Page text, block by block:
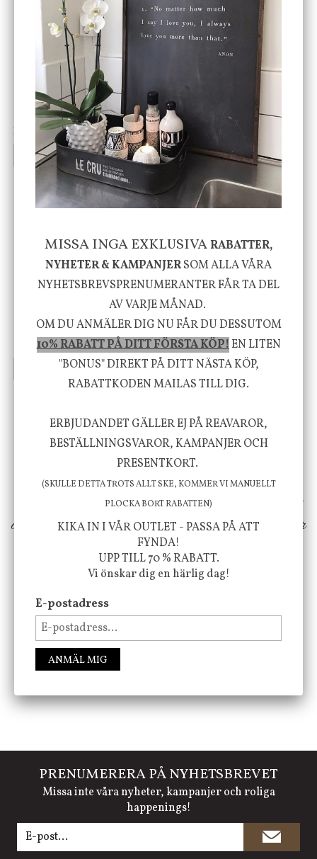
Cloudy kruka mini, vit
199 kr
INFO KÖP
Star Trading
Bordslampa Mushroom
vit, Utomhus
499 kr
INFO KÖP
Skål, Hands marmor
635 kr795 kr
-20%
KÖP
Serveringsfat, Ostron,
Stengods
415 kr
INFO KÖP
Vi vill förmedla känsla, upplevelse och
välbefinnande för dig och ditt hem! Med
inspiration från naturen och dess färgpalett
erbjuder vi omsorgsfullt utvalda produkter som
ökar trivsel i ditt hem och ger det lilla extra för
att öka ditt välmående!
FÖLJ OSS PÅ INSTAGRAM @JBHOME
PRENUMERERA PÅ NYHETSBREVET
Missa inte våra nyheter, kampanjer och roliga
happenings!
MISSA INGA EXKLUSIVARABATTER,
NYHETER & KAMPANJERSOM ALLA VÅRA
NYHETSBREVSPRENUMERANTER FÅR TA DEL
AV VARJE MÅNAD.
OM DU ANMÄLER DIG NU FÅR DU DESSUTOM
10% RABATT PÅ DITT FÖRSTA KÖP!EN LITEN
"BONUS" DIREKT PÅ DITT NÄSTA KÖP,
RABATTKODEN MAILAS TILL DIG.
ERBJUDANDET GÄLLER EJ PÅ REAVAROR,
BESTÄLLNINGSVAROR, KAMPANJER OCH
PRESENTKORT.
(SKULLE DETTA TROTS ALLT SKE, KOMMER VI MANUELLT
PLOCKA BORT RABATTEN)
KIKA IN I VÅR OUTLET - PASSA PÅ ATT
FYNDA!
UPP TILL 70 % RABATT.
Vi önskar dig en härlig dag!
E-postadress
ANMÄL MIG